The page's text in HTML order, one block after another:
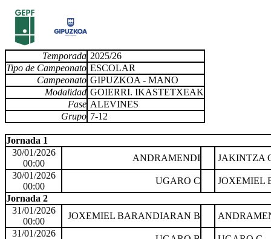
Temporada 2025/26
Tipo de Campeonato ESCOLAR
Campeonato GIPUZKOA - MANO
Modalidad GOIERRI. IKASTETXEAK
Fase ALEVINES
Grupo 7-12
Jornada 1
30/01/2026
00:00
ANDRAMENDI
JAKINTZA
30/01/2026
00:00
UGARO C
JOXEMIEL
Jornada 2
31/01/2026
00:00
JOXEMIEL BARANDIARAN B
31/01/2026